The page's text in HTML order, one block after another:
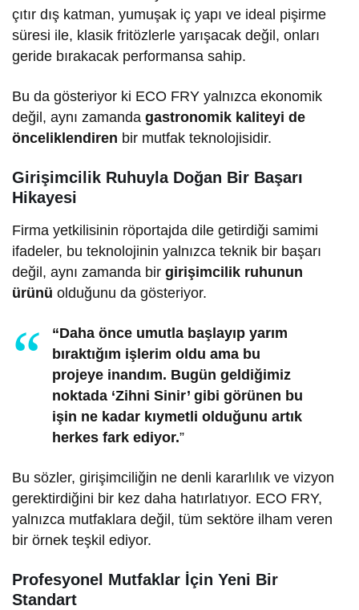
çıtır dış katman, yumuşak iç yapı ve ideal pişirme
süresi ile, klasik fritözlerle yarışacak değil, onları
geride bırakacak performansa sahip.
Bu da gösteriyor ki ECO FRY yalnızca ekonomik
değil, aynı zamandagastronomik kaliteyi de
önceliklendiren bir mutfak teknolojisidir.
Girişimcilik Ruhuyla Doğan Bir Başarı
Hikayesi
Firma yetkilisinin röportajda dile getirdiği samimi
ifadeler, bu teknolojinin yalnızca teknik bir başarı
değil, aynı zamanda birgirişimcilik ruhunun
ürünü olduğunu da gösteriyor.
“Daha önce umutla başlayıp yarım
bıraktığım işlerim oldu ama bu
projeye inandım. Bugün geldiğimiz
noktada ‘Zihni Sinir’ gibi görünen bu
işin ne kadar kıymetli olduğunu artık
herkes fark ediyor.”
Bu sözler, girişimciliğin ne denli kararlılık ve vizyon
gerektirdiğini bir kez daha hatırlatıyor. ECO FRY,
yalnızca mutfaklara değil, tüm sektöre ilham veren
bir örnek teşkil ediyor.
Profesyonel Mutfaklar İçin Yeni Bir
Standart